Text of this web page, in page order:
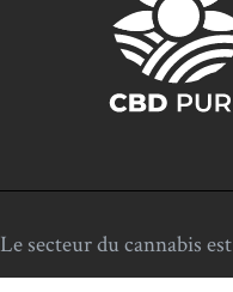
Le secteur du cannabis